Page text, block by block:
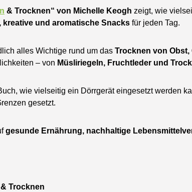
& Trocknen“ von Michelle Keogh zeigt, wie
kreative und aromatische Snacks für jeden Tag.
alles Wichtige rund um das Trocknen von
– von Müsliriegeln, Fruchtleder und
wie vielseitig ein Dörrgerät eingesetzt werden
gesetzt.
gesunde Ernährung, nachhaltige
& Trocknen